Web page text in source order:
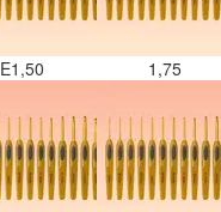
E1,50 1,75